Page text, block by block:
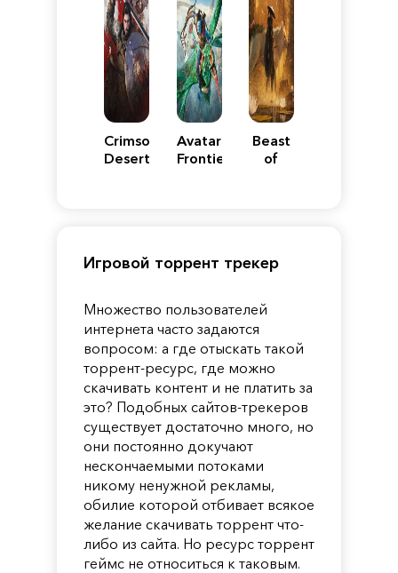
Crimson
Desert
Avatar:
Frontiers
Beast
of
Игровой торрент трекер
Множество пользователей
интернета часто задаются
вопросом: а где отыскать такой
торрент-ресурс, где можно
скачивать контент и не платить за
это? Подобных сайтов-трекеров
существует достаточно много, но
они постоянно докучают
нескончаемыми потоками
никому ненужной рекламы,
обилие которой отбивает всякое
желание скачивать торрент что-
либо из сайта. Но ресурс торрент
геймс не относиться к таковым.